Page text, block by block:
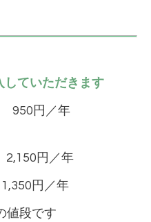
ていただきます
円／年
円／年
円／年
値段です